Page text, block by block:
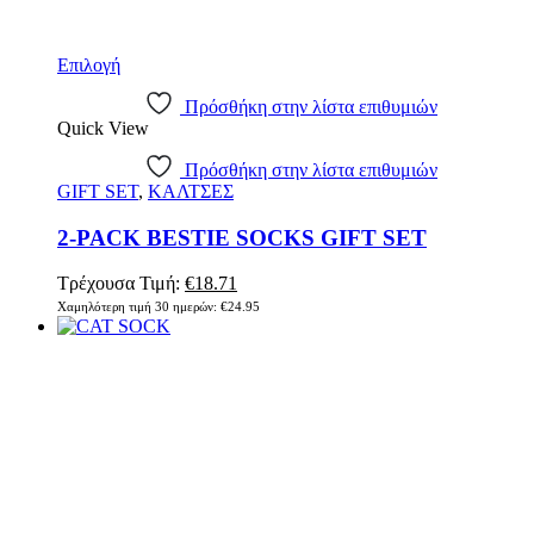
ΕπιλογήΑυτό
προϊόν
έχει
παραλλαγές.
Οι
μπορούν
επιλεγούν
σελίδα
Πρόσθήκη στην λίστα επιθυμιών
Quick View
Πρόσθήκη στην λίστα επιθυμιών
GIFT SET, ΚΑΛΤΣΕΣ
2-PACK BESTIE SOCKS GIFT SET
Τρέχουσα Τιμή: Original
price
€18.71
τρέχουσα
Χαμηλότερη τιμή 30 ημερών: €24.95